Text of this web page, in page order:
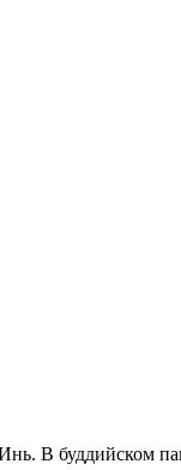
В буддийском